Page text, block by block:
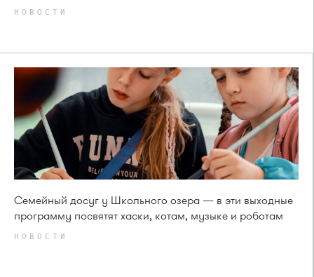
НОВОСТИ
Семейный досуг у Школьного озера — в эти выходные
программу посвятят хаски, котам, музыке и роботам
НОВОСТИ